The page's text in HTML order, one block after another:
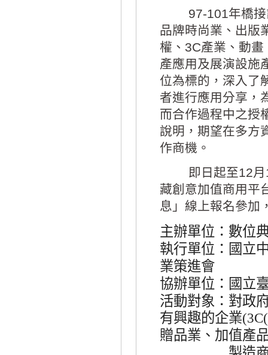
97-101年橋接計
品牌時尚業、出版
權、3C產業、動
產應用及展演設施
位為標的，深入了
者進行應用分享，
而合作過程中之授
說明，期望在多方
作商機。
即日起至12月14
藏創意加值商用平
息」線上報名參加
主辦單位：數位
執行單位：國立
業策進會
協辦單位：國立
活動對象：對政
有興趣的企業(3C(
贈品業、加值產